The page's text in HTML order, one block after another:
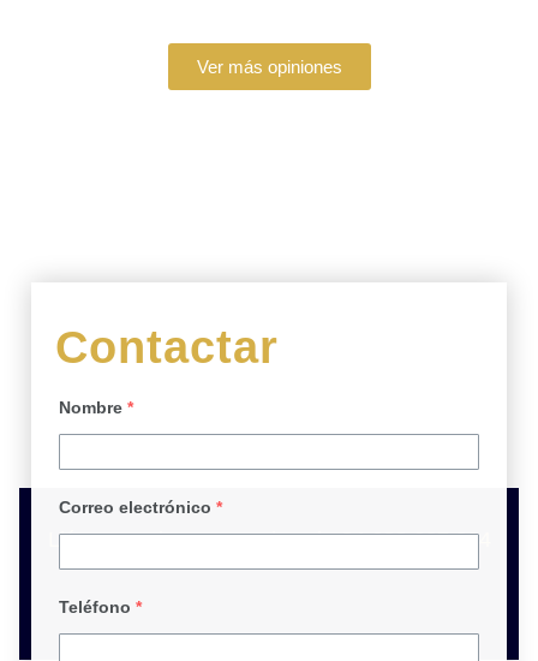
Ver más opiniones
Llámanos sin compromiso al +34 633 607 004
Contactar
Nombre *
Correo electrónico *
Teléfono *